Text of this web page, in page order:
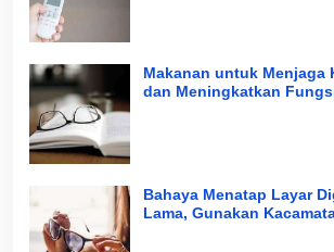
Makanan untuk Menjaga
dan Meningkatkan
Bahaya Menatap Layar
Lama, Gunakan